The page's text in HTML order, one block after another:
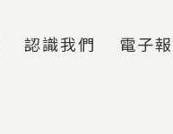
認識我們 電子報